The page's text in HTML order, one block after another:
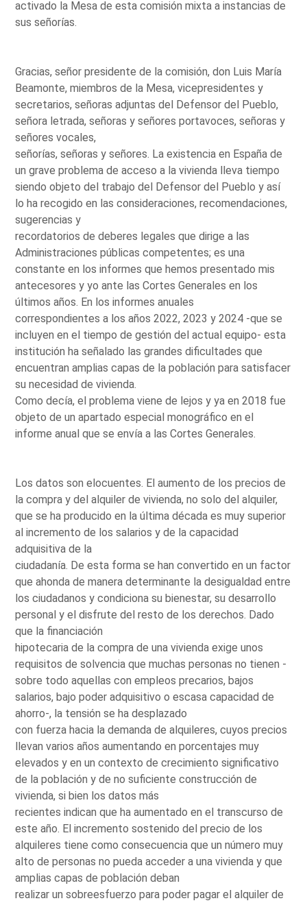
activado la Mesa de esta comisión mixta a instancias de
sus señorías.
Gracias, señor presidente de la comisión, don Luis María
Beamonte, miembros de la Mesa, vicepresidentes y
secretarios, señoras adjuntas del Defensor del Pueblo,
señora letrada, señoras y señores portavoces, señoras y
señores vocales,
señorías, señoras y señores. La existencia en España de
un grave problema de acceso a la vivienda lleva tiempo
siendo objeto del trabajo del Defensor del Pueblo y así
lo ha recogido en las consideraciones, recomendaciones,
sugerencias y
recordatorios de deberes legales que dirige a las
Administraciones públicas competentes; es una
constante en los informes que hemos presentado mis
antecesores y yo ante las Cortes Generales en los
últimos años. En los informes anuales
correspondientes a los años 2022, 2023 y 2024 -que se
incluyen en el tiempo de gestión del actual equipo- esta
institución ha señalado las grandes dificultades que
encuentran amplias capas de la población para satisfacer
su necesidad de vivienda.
Como decía, el problema viene de lejos y ya en 2018 fue
objeto de un apartado especial monográfico en el
informe anual que se envía a las Cortes Generales.
Los datos son elocuentes. El aumento de los precios de
la compra y del alquiler de vivienda, no solo del alquiler,
que se ha producido en la última década es muy superior
al incremento de los salarios y de la capacidad
adquisitiva de la
ciudadanía. De esta forma se han convertido en un factor
que ahonda de manera determinante la desigualdad entre
los ciudadanos y condiciona su bienestar, su desarrollo
personal y el disfrute del resto de los derechos. Dado
que la financiación
hipotecaria de la compra de una vivienda exige unos
requisitos de solvencia que muchas personas no tienen -
sobre todo aquellas con empleos precarios, bajos
salarios, bajo poder adquisitivo o escasa capacidad de
ahorro-, la tensión se ha desplazado
con fuerza hacia la demanda de alquileres, cuyos precios
llevan varios años aumentando en porcentajes muy
elevados y en un contexto de crecimiento significativo
de la población y de no suficiente construcción de
vivienda, si bien los datos más
recientes indican que ha aumentado en el transcurso de
este año. El incremento sostenido del precio de los
alquileres tiene como consecuencia que un número muy
alto de personas no pueda acceder a una vivienda y que
amplias capas de población deban
realizar un sobreesfuerzo para poder pagar el alquiler de